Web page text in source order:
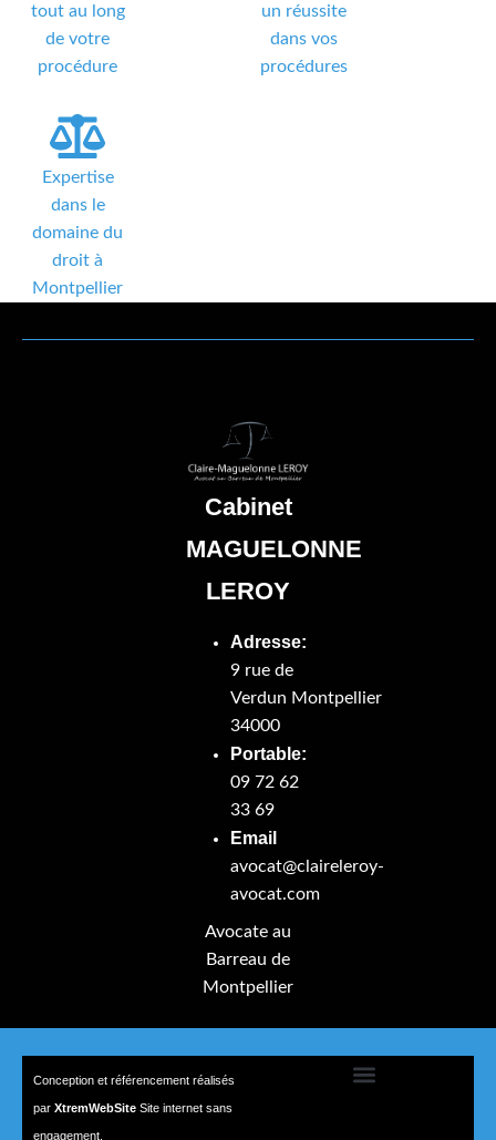
tout au long
de votre
procédure
un réussite
dans vos
procédures
Expertise
dans le
domaine du
droit à
Montpellier
Avocate au
Barreau de
Montpellier
Cabinet
MAGUELONNE
LEROY
Adresse:
9 rue de
Verdun Montpellier
34000
Portable:
09 72 62
33 69
Email
avocat@claireleroy-
avocat.com
Conception et référencement réalisés
par XtremWebSite Site internet sans
engagement.